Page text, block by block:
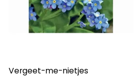
Vergeet-me-nietjes